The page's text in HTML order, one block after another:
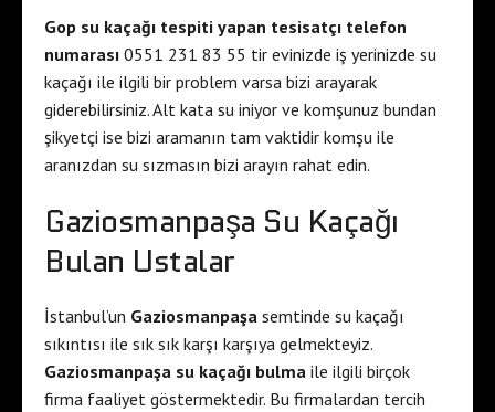
Gop su kaçağı tespiti yapan tesisatçı telefon
numarası 0551 231 83 55 tir evinizde iş yerinizde su
kaçağı ile ilgili bir problem varsa bizi arayarak
giderebilirsiniz. Alt kata su iniyor ve komşunuz bundan
şikyetçi ise bizi aramanın tam vaktidir komşu ile
aranızdan su sızmasın bizi arayın rahat edin.
Gaziosmanpaşa Su Kaçağı
Bulan Ustalar
İstanbul’un Gaziosmanpaşa semtinde su kaçağı
sıkıntısı ile sık sık karşı karşıya gelmekteyiz.
Gaziosmanpaşa su kaçağı bulma ile ilgili birçok
firma faaliyet göstermektedir. Bu firmalardan tercih